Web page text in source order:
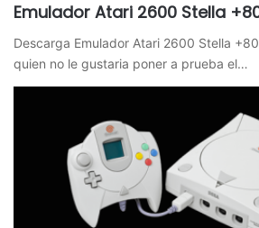
Emulador Atari 2600 Stella
Descarga Emulador Atari 2600 Stella
quien no le gustaria poner a prueba el…